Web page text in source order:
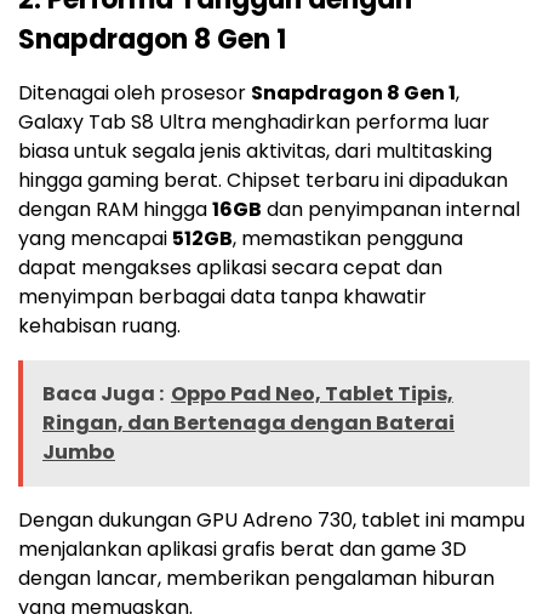
Snapdragon 8 Gen 1
Ditenagai oleh prosesor Snapdragon 8 Gen 1,
Galaxy Tab S8 Ultra menghadirkan performa luar
biasa untuk segala jenis aktivitas, dari multitasking
hingga gaming berat. Chipset terbaru ini dipadukan
dengan RAM hingga16GB dan penyimpanan internal
yang mencapai 512GB, memastikan pengguna
dapat mengakses aplikasi secara cepat dan
menyimpan berbagai data tanpa khawatir
kehabisan ruang.
Baca Juga : Oppo Pad Neo, Tablet Tipis,
Ringan, dan Bertenaga dengan Baterai
Jumbo
Dengan dukungan GPU Adreno 730, tablet ini mampu
menjalankan aplikasi grafis berat dan game 3D
dengan lancar, memberikan pengalaman hiburan
yang memuaskan.